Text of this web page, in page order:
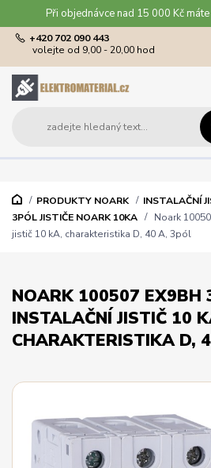
Při objednávce nad 15 000 Kč
+420 702 090 443
volejte od 9,00 - 20,00 hod
PRODUKTY NOARK
INSTALAČNÍ
3PÓL JISTIČE NOARK 10KA
Noark
jistič 10 kA, charakteristika D, 40 A, 3pól
NOARK 100507 EX9BH
INSTALAČNÍ JISTIČ 10
CHARAKTERISTIKA D,